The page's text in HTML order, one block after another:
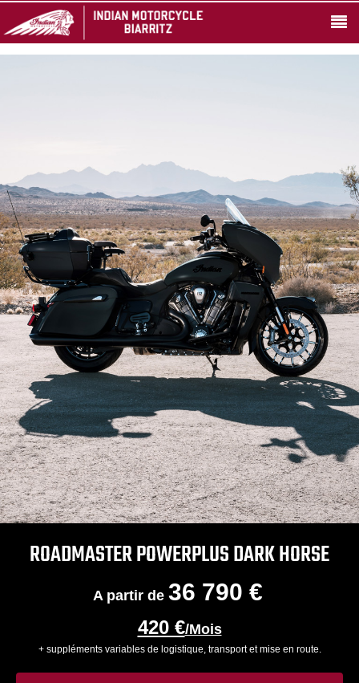
ROADMASTER POWERPLUS DARK HORSE
A partir de 36 790 €
420 €/Mois
+ suppléments variables de logistique, transport et mise en route.